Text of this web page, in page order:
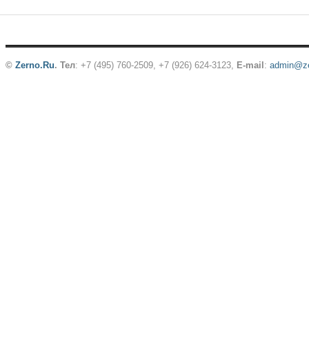
© Zerno.Ru. Тел: +7 (495) 760-2509, +7 (926) 624-3123, E-mail :